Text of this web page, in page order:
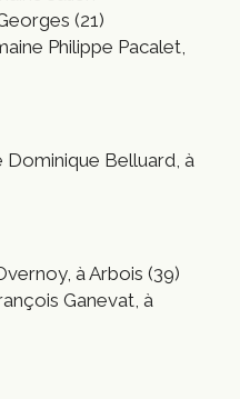
(21)
Philippe Pacalet,
Dominique Belluard, à
à Arbois (39)
Ganevat, à